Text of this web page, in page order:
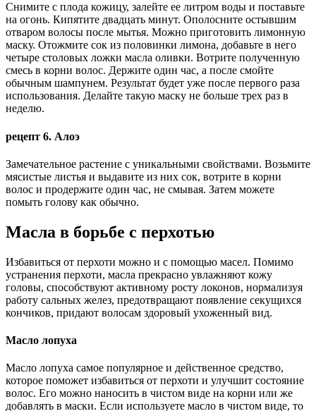
Снимите с плода кожицу, залейте ее литром воды и поставьте
на огонь. Кипятите двадцать минут. Ополосните остывшим
отваром волосы после мытья. Можно приготовить лимонную
маску. Отожмите сок из половинки лимона, добавьте в него
четыре столовых ложки масла оливки. Вотрите полученную
смесь в корни волос. Держите один час, а после смойте
обычным шампунем. Результат будет уже после первого раза
использования. Делайте такую маску не больше трех раз в
неделю.
рецепт 6. Алоэ
Замечательное растение с уникальными свойствами. Возьмите
мясистые листья и выдавите из них сок, вотрите в корни
волос и продержите один час, не смывая. Затем можете
помыть голову как обычно.
Масла в борьбе с перхотью
Избавиться от перхоти можно и с помощью масел. Помимо
устранения перхоти, масла прекрасно увлажняют кожу
головы, способствуют активному росту локонов, нормализуя
работу сальных желез, предотвращают появление секущихся
кончиков, придают волосам здоровый ухоженный вид.
Масло лопуха
Масло лопуха самое популярное и действенное средство,
которое поможет избавиться от перхоти и улучшит состояние
волос. Его можно наносить в чистом виде на корни или же
добавлять в маски. Если используете масло в чистом виде, то